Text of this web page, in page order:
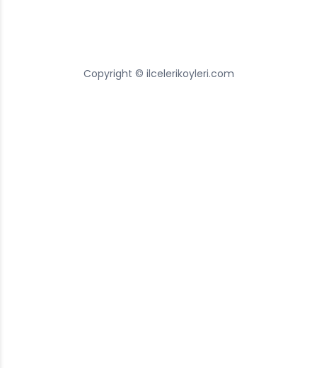
Copyright © ilcelerikoyleri.com